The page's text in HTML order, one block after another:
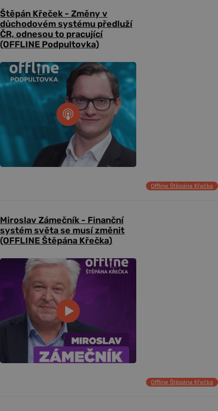
Štěpán Křeček - Změny v
důchodovém systému předluží
ČR, odnesou to pracující
(OFFLINE Podpultovka)
Offline Štěpána Křečka
Miroslav Zámečník - Finanční
systém světa se musí změnit
(OFFLINE Štěpána Křečka)
Offline Štěpána Křečka